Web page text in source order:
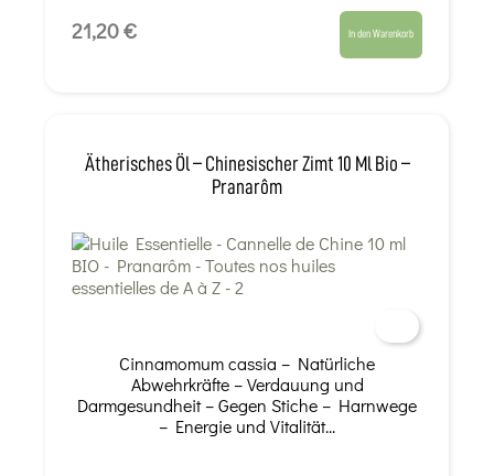
21,20 € In den Warenkorb
Ätherisches Öl – Chinesischer Zimt 10 Ml Bio –
Pranarôm
Cinnamomum cassia – Natürliche
Abwehrkräfte – Verdauung und
Darmgesundheit – Gegen Stiche – Harnwege
– Energie und Vitalität...